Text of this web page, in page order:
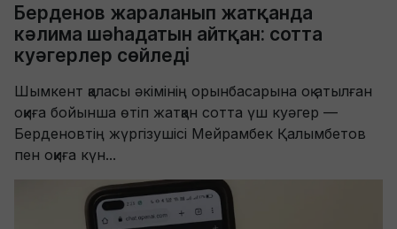
Берденов жараланып жатқанда
кәлима шәһадатын айтқан: сотта
куәгерлер сөйледі
Шымкент қаласы әкімінің орынбасарына оқ атылған
оқиға бойынша өтіп жатқан сотта үш куәгер —
Берденовтің жүргізушісі Мейрамбек Қалымбетов
пен оқиға күн...